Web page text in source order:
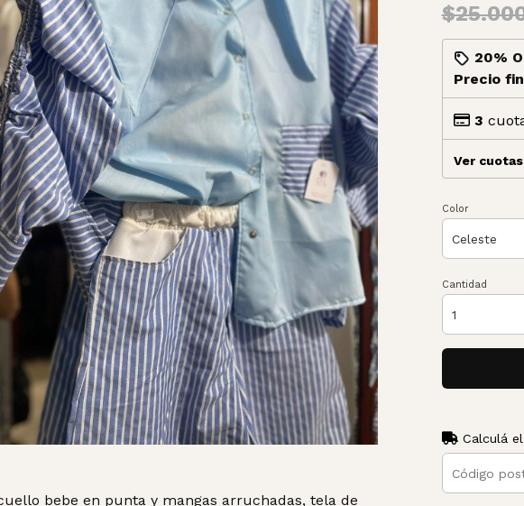
bebe en punta y mangas arruchadas, tela de
20%
Precio
3
Ver
Color
Cantidad
Calculá